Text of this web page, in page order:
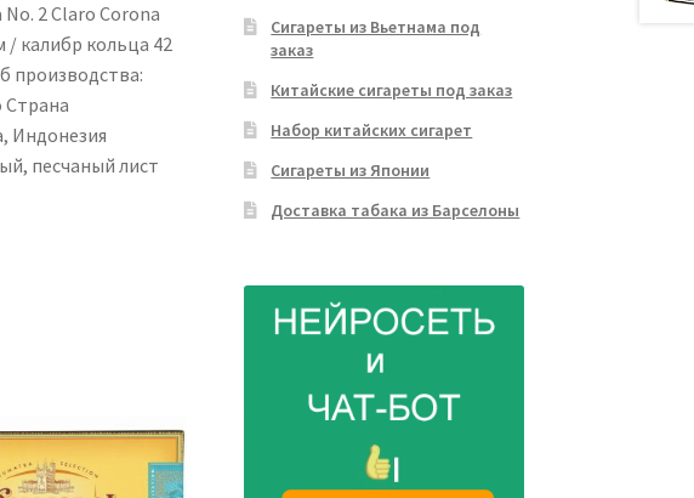
2 Claro Corona
/ калибр кольца 42
производства:
Индонезия
песчаный лист
Сигареты из Вьетнама под
заказ
Китайские сигареты под заказ
Набор китайских сигарет
Сигареты из Японии
Доставка табака из Барселоны